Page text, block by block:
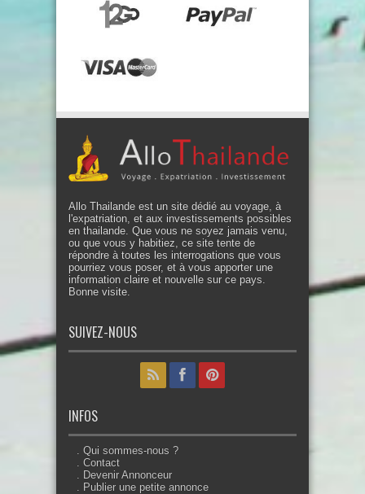
Allo Thailande est un site dédié au voyage, à
l'expatriation, et aux investissements possibles
en thailande. Que vous ne soyez jamais venu,
ou que vous y habitiez, ce site tente de
répondre à toutes les interrogations que vous
pourriez vous poser, et à vous apporter une
information claire et nouvelle sur ce pays.
Bonne visite.
SUIVEZ-NOUS
INFOS
. Qui sommes-nous ?
. Contact
. Devenir Annonceur
. Publier une petite annonce